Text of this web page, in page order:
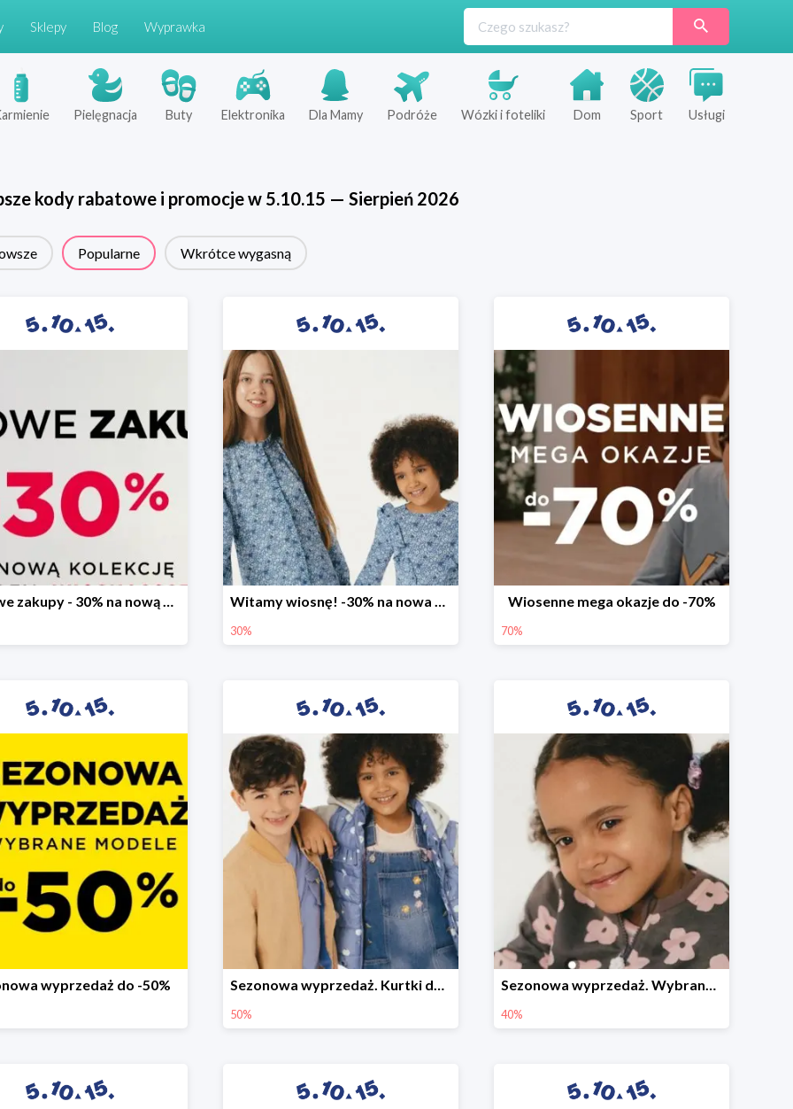
Sklepy Blog Wyprawka
Pielęgnacja Buty Elektronika Dla Mamy Podróże Wózki i foteliki Dom Sport Usługi
kody rabatowe i promocje w 5.10.15 — Sierpień 2026
Popularne Wkrótce wygasną
Stylowe zakupy - 30% na nową kolekcję Witamy wiosnę! -30% na nowa kolekcję
30%
Wiosenne mega okazje do -70%
70%
wyprzedaż do -50% Sezonowa wyprzedaż. Kurtki do -50%
50%
Sezonowa wyprzedaż. Wybrane modele do -40%
40%